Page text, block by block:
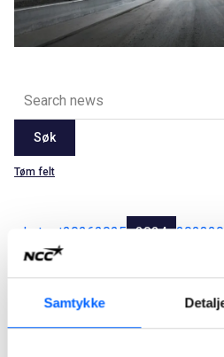
Samtykke
Søk
Tøm felt
Latest20262025 2024 2023